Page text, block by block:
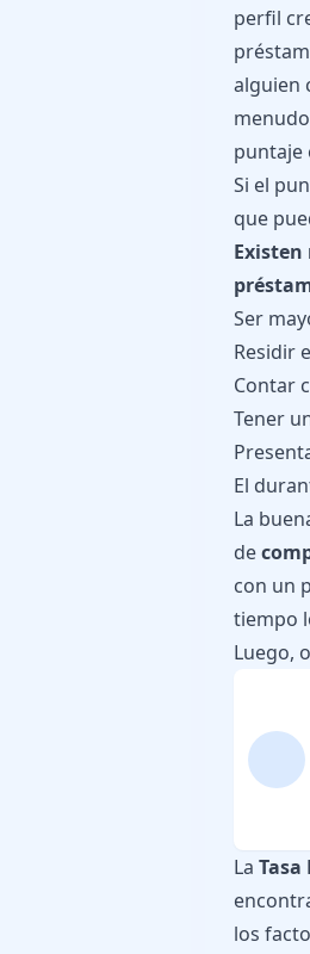
perfil
alguien
puntaje
Si el
que
Ser
Residir
Contar
Tener
El
La
de
con un
tiempo
Luego,
La Tasa
los